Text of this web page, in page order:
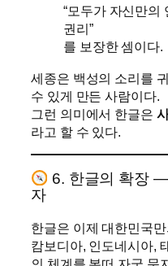
“모두가 자신만의
권리”
를 보장한 셈이다.
세종은 백성의 소리를
수 있게 만든 사람이다.
그런 의미에서 한글은
라고 할 수 있다.
6. 한글의 확장
자
한글은 이제 대한민국
캄보디아, 인도네시아,